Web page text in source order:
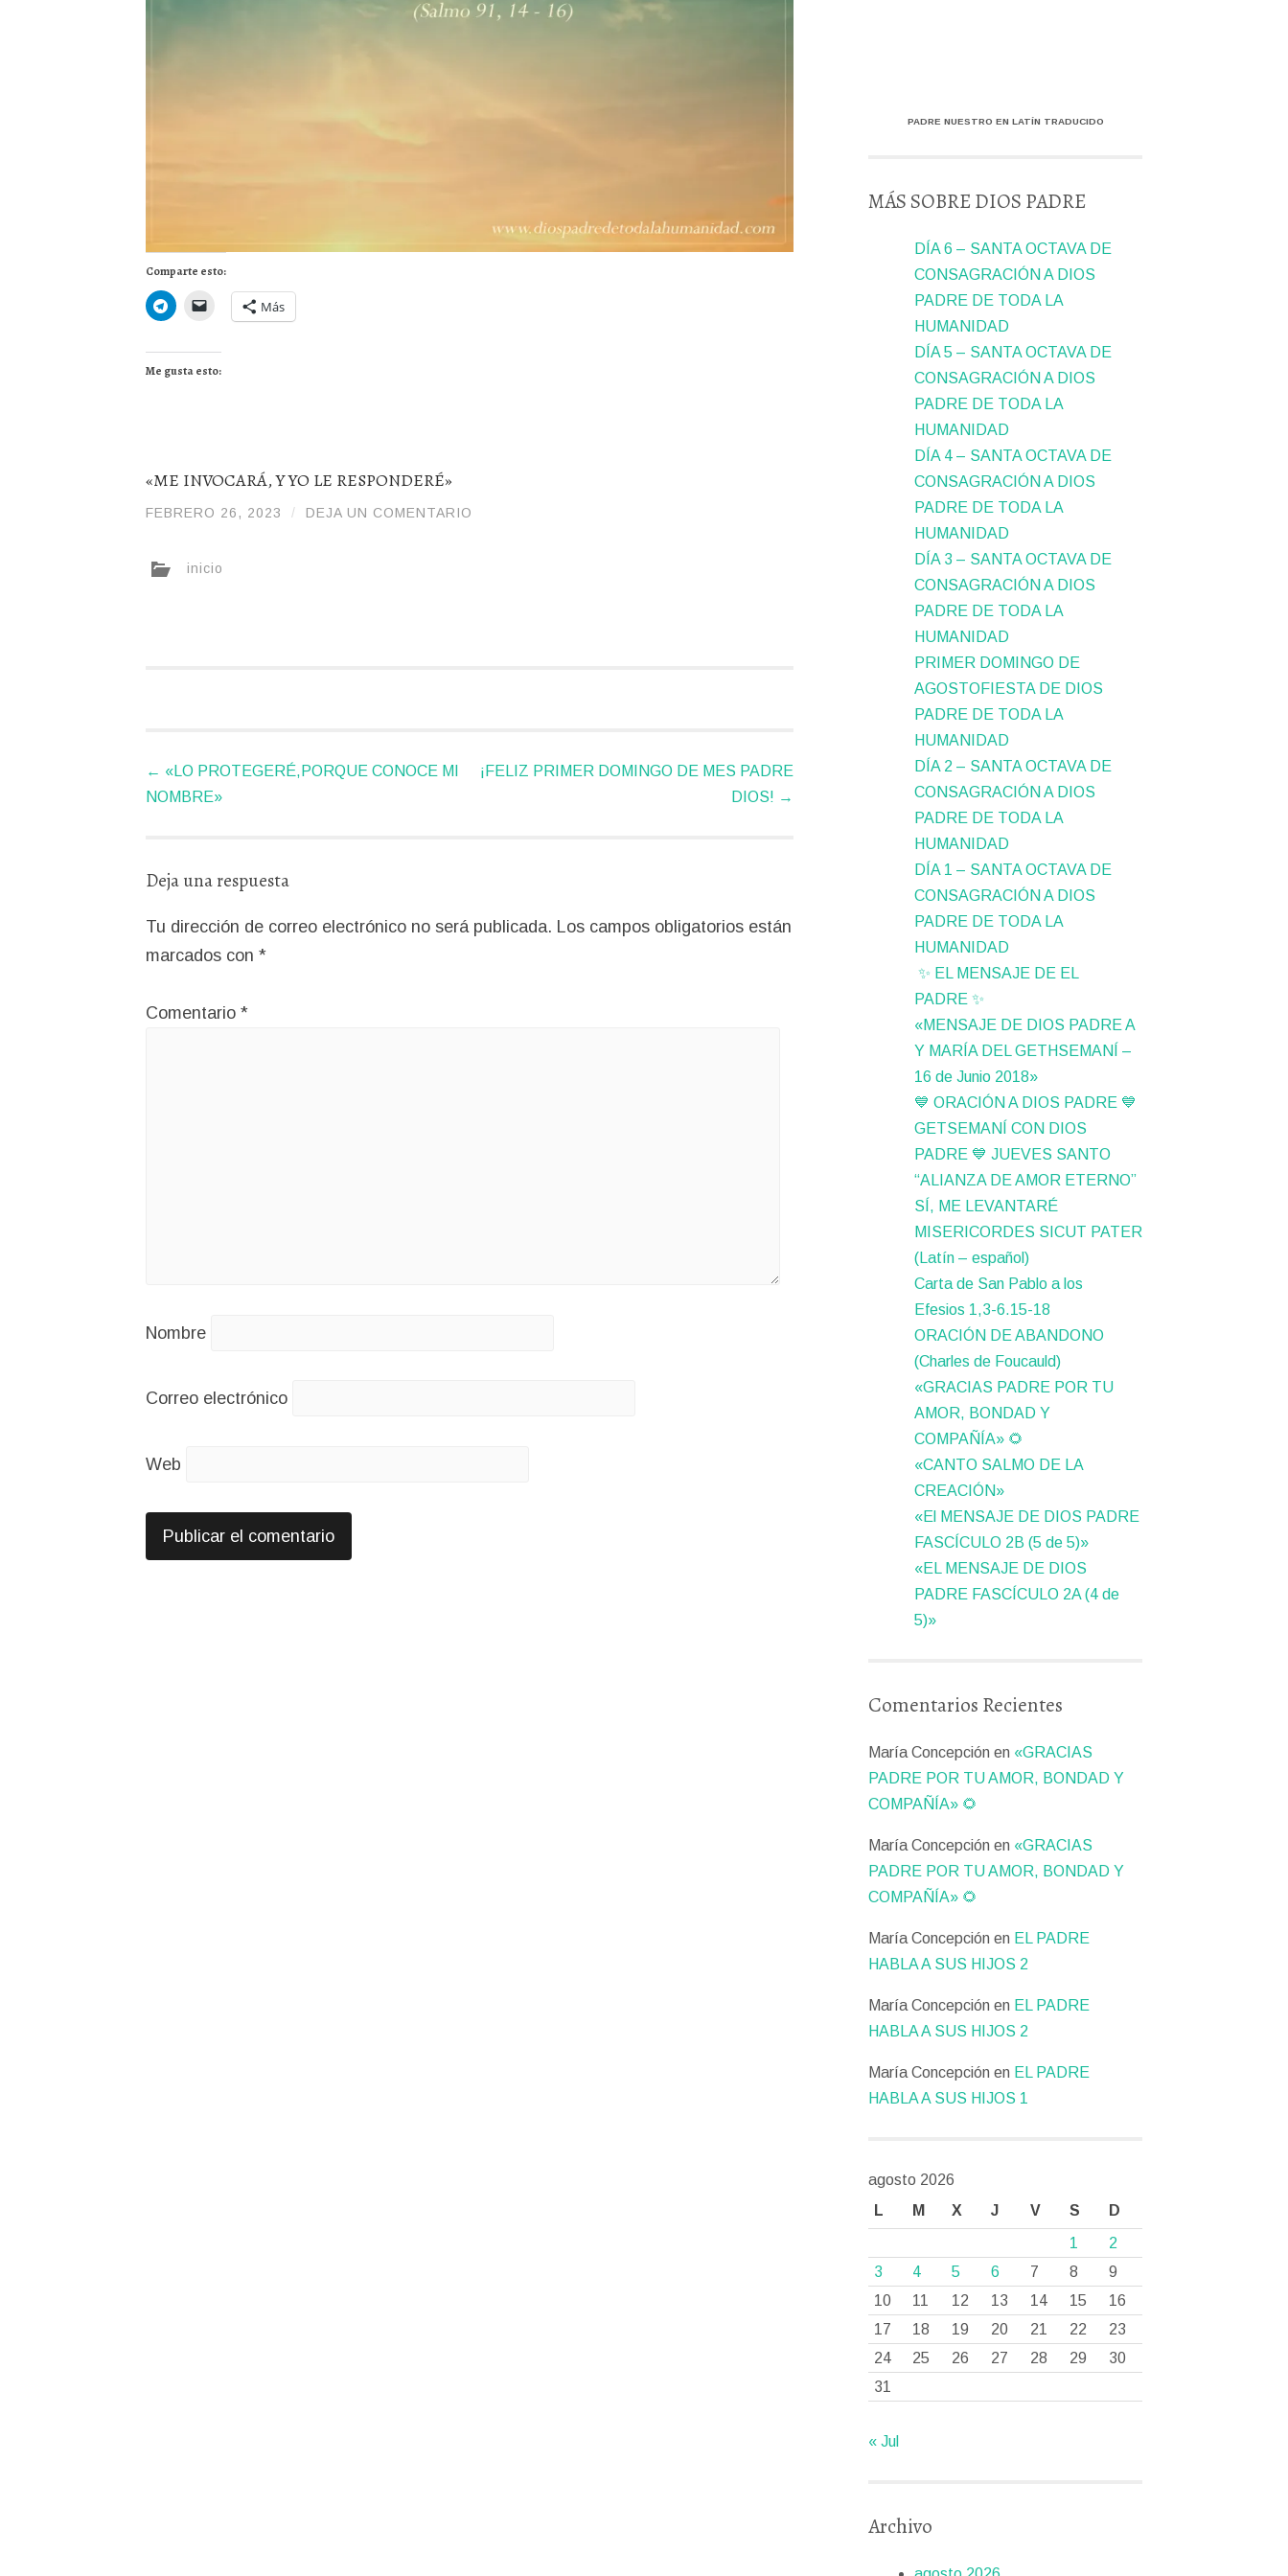
Comparte esto:
Más
Me gusta esto:
«ME INVOCARÁ, Y YO LE RESPONDERÉ»
FEBRERO 26, 2023 / DEJA UN COMENTARIO
inicio
de
← «LO PROTEGERÉ,PORQUE CONOCE MI
NOMBRE»
¡FELIZ PRIMER DOMINGO DE MES PADRE
DIOS! →
Deja una respuesta
Tu dirección de correo electrónico no será publicada. Los campos obligatorios están
marcados con *
Comentario *
Nombre
Correo electrónico
Web
PADRE NUESTRO EN LATÍN TRADUCIDO
MÁS SOBRE DIOS PADRE
DÍA 6 – SANTA OCTAVA DE
CONSAGRACIÓN A DIOS
PADRE DE TODA LA
HUMANIDAD
DÍA 5 – SANTA OCTAVA DE
CONSAGRACIÓN A DIOS
PADRE DE TODA LA
HUMANIDAD
DÍA 4 – SANTA OCTAVA DE
CONSAGRACIÓN A DIOS
PADRE DE TODA LA
HUMANIDAD
DÍA 3 – SANTA OCTAVA DE
CONSAGRACIÓN A DIOS
PADRE DE TODA LA
HUMANIDAD
PRIMER DOMINGO DE
AGOSTOFIESTA DE DIOS
PADRE DE TODA LA
HUMANIDAD
DÍA 2 – SANTA OCTAVA DE
CONSAGRACIÓN A DIOS
PADRE DE TODA LA
HUMANIDAD
DÍA 1 – SANTA OCTAVA DE
CONSAGRACIÓN A DIOS
PADRE DE TODA LA
HUMANIDAD
✨ EL MENSAJE DE EL
PADRE ✨
«MENSAJE DE DIOS PADRE A
Y MARÍA DEL GETHSEMANÍ –
16 de Junio 2018»
💙 ORACIÓN A DIOS PADRE 💙
GETSEMANÍ CON DIOS
PADRE 💙 JUEVES SANTO
“ALIANZA DE AMOR ETERNO”
SÍ, ME LEVANTARÉ
MISERICORDES SICUT PATER
(Latín – español)
Carta de San Pablo a los
Efesios 1,3-6.15-18
ORACIÓN DE ABANDONO
(Charles de Foucauld)
«GRACIAS PADRE POR TU
AMOR, BONDAD Y
COMPAÑÍA» 🌻
«CANTO SALMO DE LA
CREACIÓN»
«El MENSAJE DE DIOS PADRE
FASCÍCULO 2B (5 de 5)»
«EL MENSAJE DE DIOS
PADRE FASCÍCULO 2A (4 de
5)»
Comentarios Recientes
María Concepción en «GRACIAS
PADRE POR TU AMOR, BONDAD Y
COMPAÑÍA» 🌻
María Concepción en «GRACIAS
PADRE POR TU AMOR, BONDAD Y
COMPAÑÍA» 🌻
María Concepción en EL PADRE
HABLA A SUS HIJOS 2
María Concepción en EL PADRE
HABLA A SUS HIJOS 2
María Concepción en EL PADRE
HABLA A SUS HIJOS 1
agosto 2026
L
M X J V S
D
1
2
3
4 5 6 7 8
9
10
11 12 13 14 15
16
17
18 19 20 21 22
23
24
25 26 27 28 29
30
31
« Jul
Archivo